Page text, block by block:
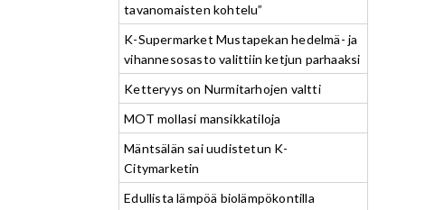
tavanomaisten kohtelu”
K-Supermarket Mustapekan hedelmä- ja
vihannesosasto valittiin ketjun parhaaksi
Ketteryys on Nurmitarhojen valtti
MOT mollasi mansikkatiloja
Mäntsälän sai uudistetun K-
Citymarketin
Edullista lämpöä biolämpökontilla